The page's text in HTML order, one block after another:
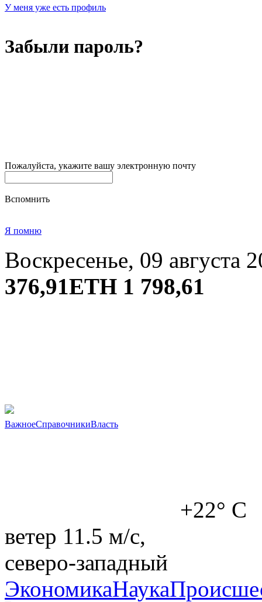
У меня уже есть профиль
Забыли пароль?
Пожалуйста, укажите вашу электронную почту
Вспомнить
Я помню
Воскресенье, 09 августа
376,91ETH 1 798,61
ВажноеСправочникиВласть
+22° C
ветер 11.5 м/с,
северо-западный
ЭкономикаНаука